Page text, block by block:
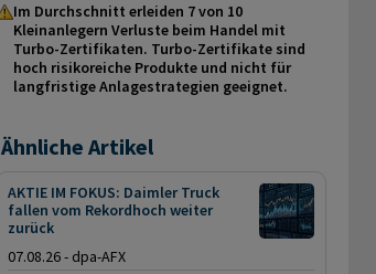
Im Durchschnitt erleiden 7 von 10
Kleinanlegern Verluste beim Handel mit
Turbo-Zertifikaten. Turbo-Zertifikate sind
hoch risikoreiche Produkte und nicht für
langfristige Anlage­strategien geeignet.
Ähnliche Artikel
AKTIE IM FOKUS: Daimler Truck
fallen vom Rekordhoch weiter
zurück
07.08.26 - dpa-AFX